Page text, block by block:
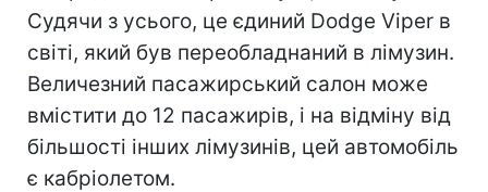
Судячи з усього, це єдиний Dodge Viper в
світі, який був переобладнаний в лімузин.
Величезний пасажирський салон може
вмістити до 12 пасажирів, і на відміну від
більшості інших лімузинів, цей автомобіль
є кабріолетом.